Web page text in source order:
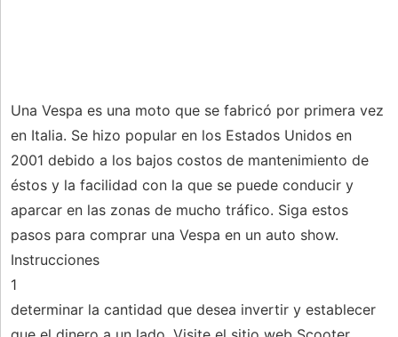
Una Vespa es una moto que se fabricó por primera vez
en Italia. Se hizo popular en los Estados Unidos en
2001 debido a los bajos costos de mantenimiento de
éstos y la facilidad con la que se puede conducir y
aparcar en las zonas de mucho tráfico. Siga estos
pasos para comprar una Vespa en un auto show.
Instrucciones
1
determinar la cantidad que desea invertir y establecer